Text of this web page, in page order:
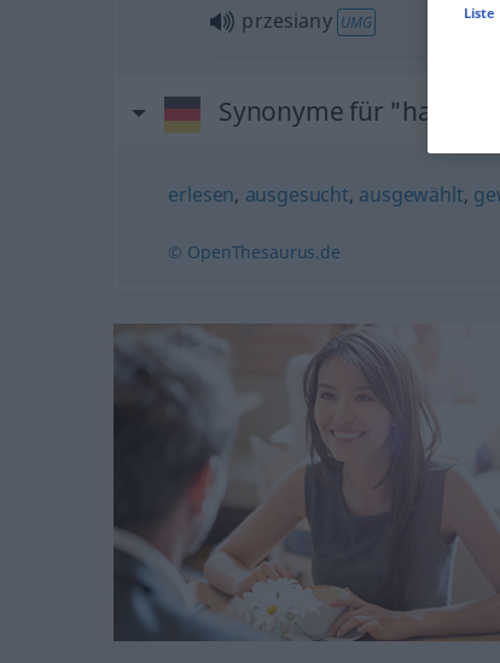
przesiany UMG
Synonyme für
erlesen, ausgesucht, ausgewählt,
© OpenThesaurus.de